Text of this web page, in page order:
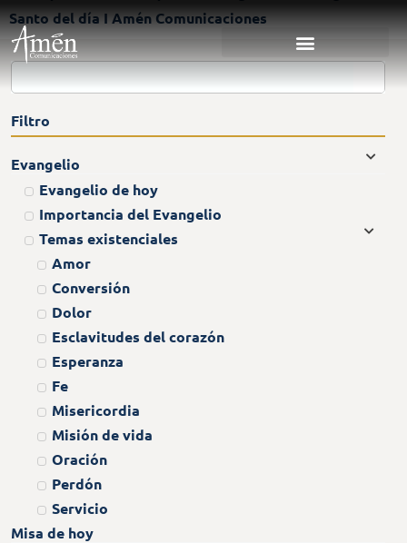
Santo del día I Amén Comunicaciones
Filtro
Evangelio
Evangelio de hoy
Importancia del Evangelio
Temas existenciales
Amor
Conversión
Dolor
Esclavitudes del corazón
Esperanza
Fe
Misericordia
Misión de vida
Oración
Perdón
Servicio
Misa de hoy